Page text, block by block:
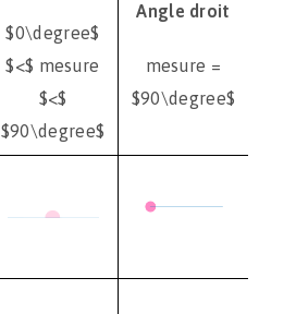
$0\degree$
$<$ mesure
$<$
$90\degree$
Angle droit
mesure =
$90\degree$